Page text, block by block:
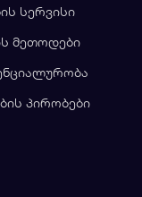
სერვისი
მეთოდები
პირობები